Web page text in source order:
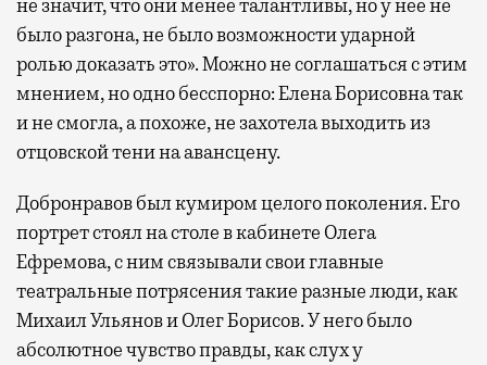
не значит, что они менее талантливы, но у нее не
было разгона, не было возможности ударной
ролью доказать это». Можно не соглашаться с этим
мнением, но одно бесспорно: Елена Борисовна так
и не смогла, а похоже, не захотела выходить из
отцовской тени на авансцену.
Добронравов был кумиром целого поколения. Его
портрет стоял на столе в кабинете Олега
Ефремова, с ним связывали свои главные
театральные потрясения такие разные люди, как
Михаил Ульянов и Олег Борисов. У него было
абсолютное чувство правды, как слух у